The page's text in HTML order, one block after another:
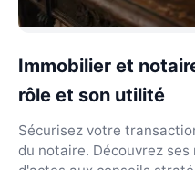
Immobilier et
rôle et son utilité
Sécurisez votre
du notaire. Découvrez